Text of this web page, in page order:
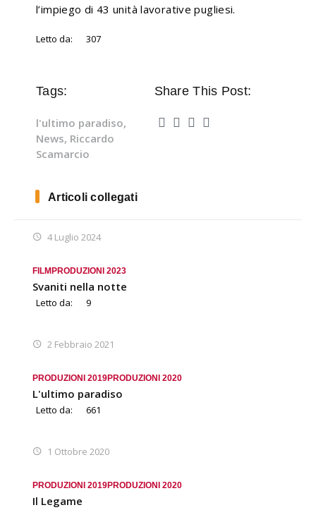
l’impiego di 43 unità lavorative pugliesi.
Letto da: 307
Tags:
l'ultimo paradiso,
News, Riccardo
Scamarcio
Share This Post:
Articoli collegati
4 Luglio 2024
FILM PRODUZIONI 2023
Svaniti nella notte
Letto da: 9
2 Febbraio 2021
PRODUZIONI 2019PRODUZIONI 2020
L'ultimo paradiso
Letto da: 661
1 Ottobre 2020
PRODUZIONI 2019PRODUZIONI 2020
Il Legame